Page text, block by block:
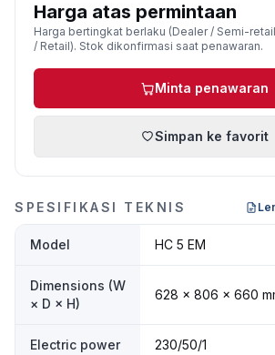
Harga atas permintaan
Harga bertingkat berlaku (Dealer / Semi-retail
/ Retail). Stok dikonfirmasi saat penawaran.
Minta penawaran
Simpan ke favorit
SPESIFIKASI TEKNIS
Model HC 5 EM
Dimensions (W
× D × H)
628 × 806 × 660
Electric power 230/50/1